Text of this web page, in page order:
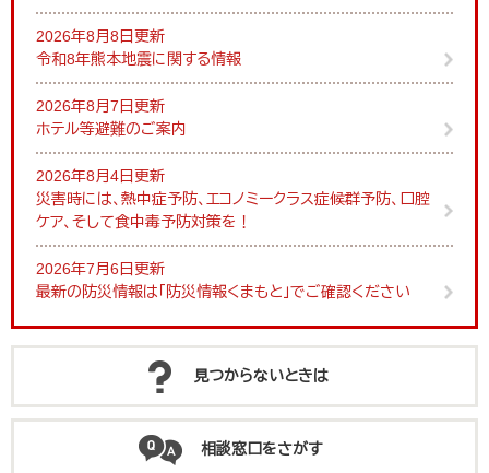
2026年8月8日更新
令和8年熊本地震に関する情報
2026年8月7日更新
ホテル等避難のご案内
2026年8月4日更新
災害時には、熱中症予防、エコノミークラス症候群予防、口腔
ケア、そして食中毒予防対策を！
2026年7月6日更新
最新の防災情報は「防災情報くまもと」でご確認ください
見つからないときは
相談窓口をさがす